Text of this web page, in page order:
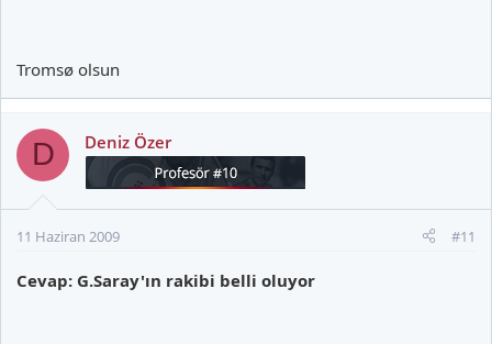
Tromsø olsun
D Deniz Özer
11 Haziran 2009 #11
Cevap: G.Saray'ın rakibi belli oluyor